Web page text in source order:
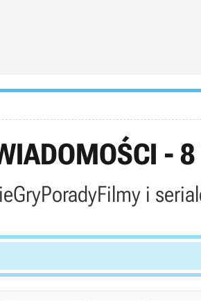
-
GryPoradyFilmy i